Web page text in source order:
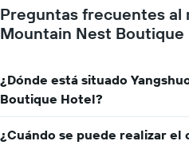
Preguntas frecuentes al
Mountain Nest Boutique
¿Dónde está situado
Boutique Hotel?
¿Cuándo se puede realizar